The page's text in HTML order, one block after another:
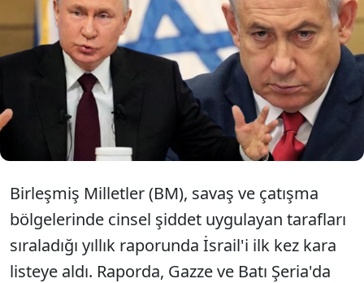
Filistinlilere yönelik doğrulanan cinsel şiddet
vakaları nedeniyle İsrail'i ilk kez savaş bölgelerinde
cinsel şiddet uygulayan tarafların yer aldığı kara
listeye aldı. Rusya da Ukrayna Savaşı esnasında
yaşanan ihlaller nedeniyle ilk kez listeye
eklenirken, İsrail ve Rusya yönetimleri suçlamaları
reddederek karara tepki gösterdi.
Birleşmiş Milletler (BM), savaş ve çatışma
bölgelerinde cinsel şiddet uygulayan tarafları
sıraladığı yıllık raporunda İsrail'i ilk kez kara
listeye aldı. Raporda, Gazze ve Batı Şeria'da